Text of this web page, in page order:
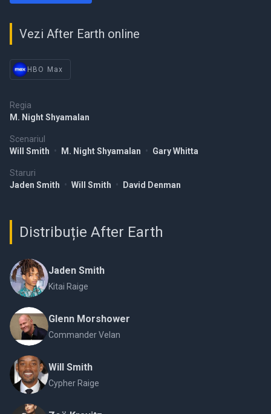
Regia
M. Night Shyamalan
Scenariul
Will Smith • M. Night Shyamalan • Gary Whitta
Staruri
Jaden Smith • Will Smith • David Denman
Vezi After Earth online
HBO Max
Distribuție After Earth
Jaden Smith
Kitai Raige
Glenn Morshower
Commander Velan
Will Smith
Cypher Raige